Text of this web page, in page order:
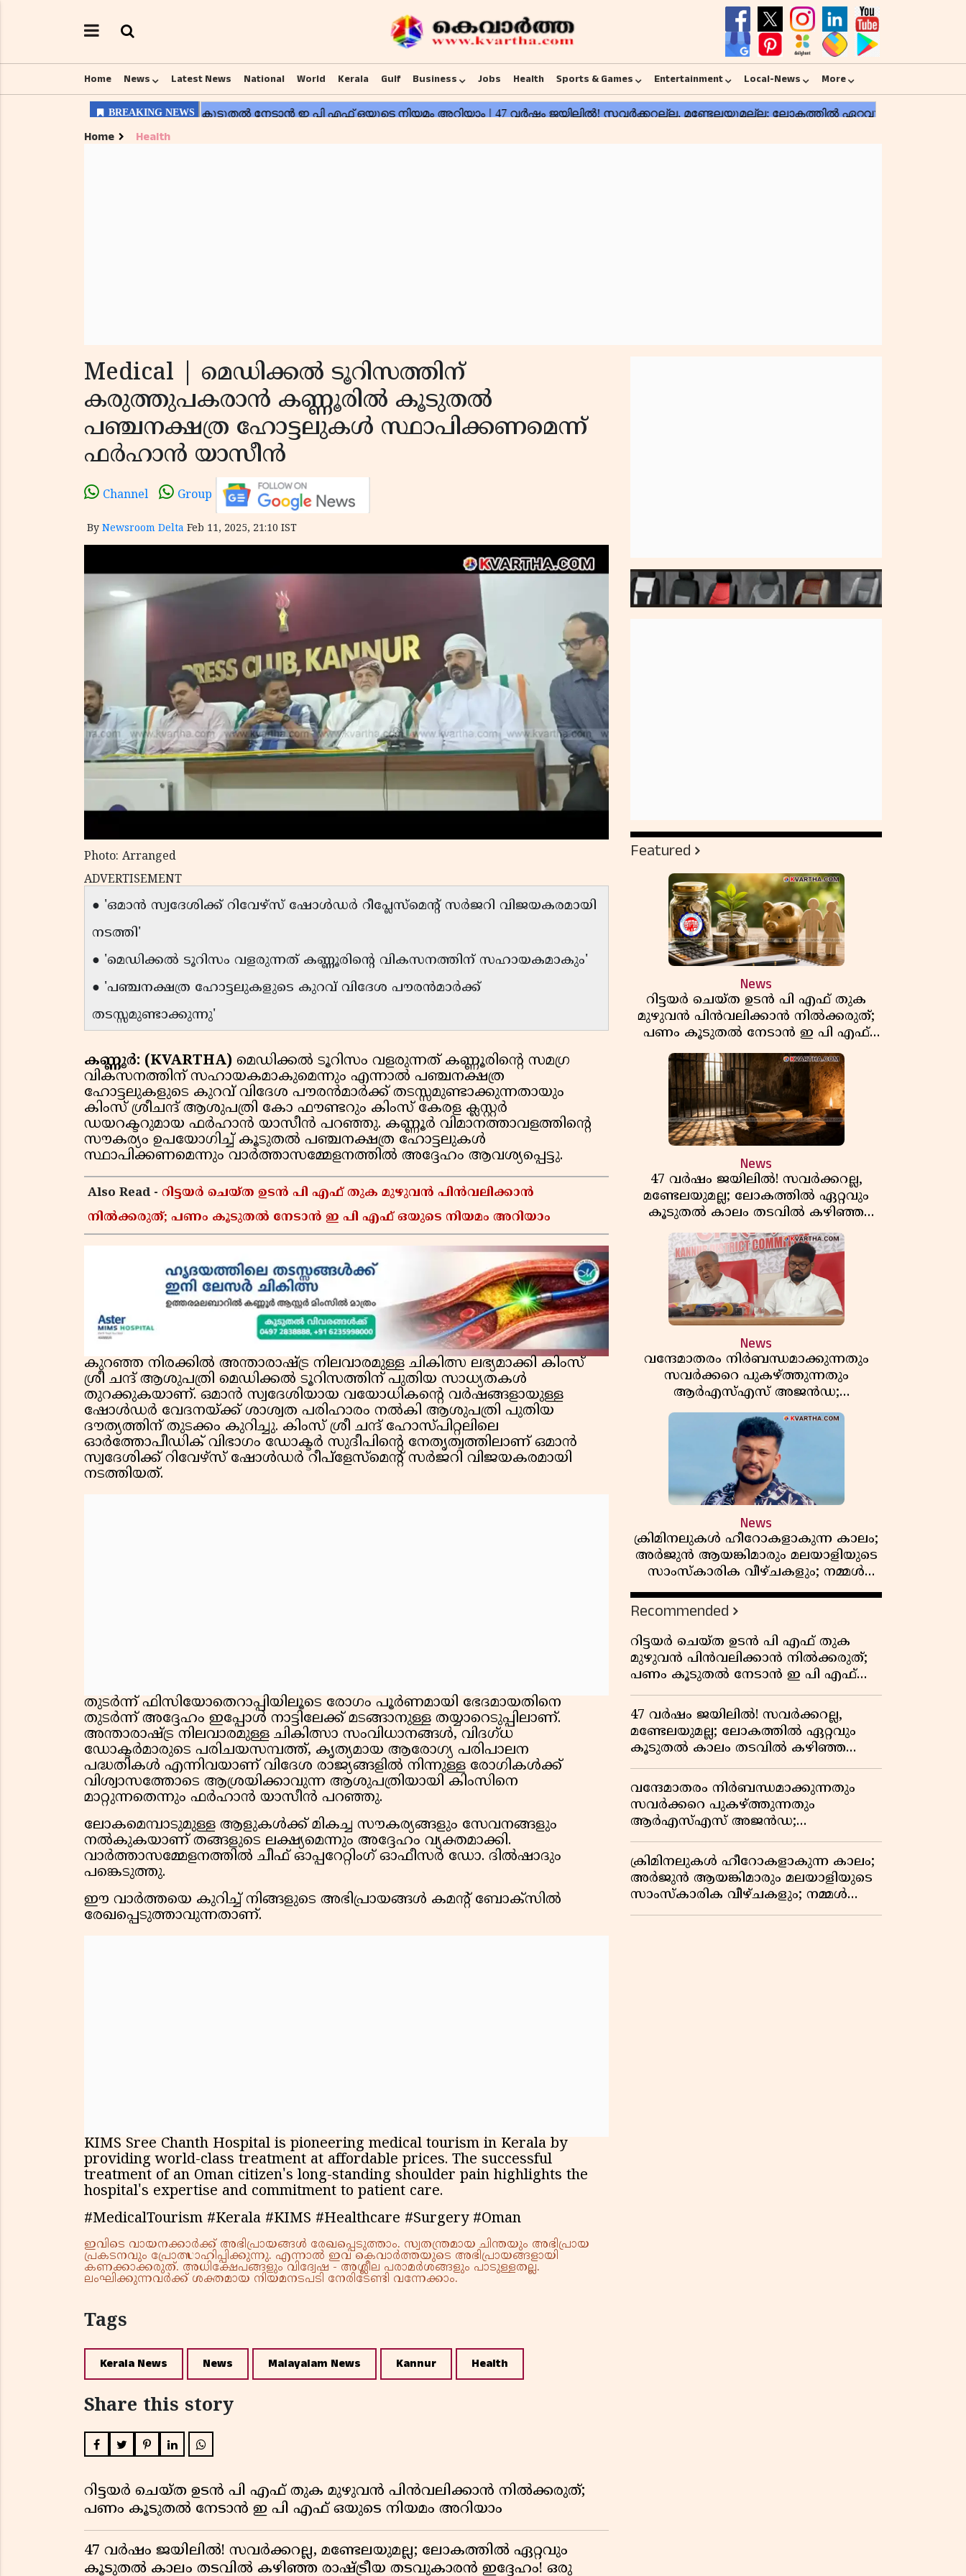
Home News Latest News National World Kerala Gulf Business Jobs Health Sports & Games Entertainment Local-News More
Home Health
Medical | മെഡിക്കൽ ടൂറിസത്തിന്
കരുത്തുപകരാൻ കണ്ണൂരിൽ കൂടുതൽ
പഞ്ചനക്ഷത്ര ഹോട്ടലുകൾ സ്ഥാപിക്കണമെന്ന്
ഫർഹാൻ യാസീൻ
Channel Group
By Newsroom Delta Feb 11, 2025, 21:10 IST
Photo: Arranged
ADVERTISEMENT
● 'ഒമാൻ സ്വദേശിക്ക് റിവേഴ്സ് ഷോൾഡർ റീപ്ലേസ്മെൻ്റ് സർജറി വിജയകരമായി
നടത്തി'
● 'മെഡിക്കൽ ടൂറിസം വളരുന്നത് കണ്ണൂരിൻ്റെ വികസനത്തിന് സഹായകമാകും'
● 'പഞ്ചനക്ഷത്ര ഹോട്ടലുകളുടെ കുറവ് വിദേശ പൗരൻമാർക്ക്
തടസ്സമുണ്ടാക്കുന്നു'
കണ്ണൂർ: (KVARTHA) മെഡിക്കൽ ടൂറിസം വളരുന്നത് കണ്ണൂരിൻ്റെ സമഗ്ര
വികസനത്തിന് സഹായകമാകുമെന്നും എന്നാൽ പഞ്ചനക്ഷത്ര
ഹോട്ടലുകളുടെ കുറവ് വിദേശ പൗരൻമാർക്ക് തടസ്സമുണ്ടാക്കുന്നതായും
കിംസ് ശ്രീചന്ദ് ആശുപത്രി കോ ഫൗണ്ടറും കിംസ് കേരള ക്ലസ്റ്റർ
ഡയറക്ടറുമായ ഫർഹാൻ യാസീൻ പറഞ്ഞു. കണ്ണൂർ വിമാനത്താവളത്തിൻ്റെ
സൗകര്യം ഉപയോഗിച്ച് കൂടുതൽ പഞ്ചനക്ഷത്ര ഹോട്ടലുകൾ
സ്ഥാപിക്കണമെന്നും വാർത്താസമ്മേളനത്തിൽ അദ്ദേഹം ആവശ്യപ്പെട്ടു.
Also Read - റിട്ടയർ ചെയ്ത ഉടൻ പി എഫ് തുക മുഴുവൻ പിൻവലിക്കാൻ
നിൽക്കരുത്; പണം കൂടുതൽ നേടാൻ ഇ പി എഫ് ഒയുടെ നിയമം അറിയാം
കുറഞ്ഞ നിരക്കിൽ അന്താരാഷ്ട്ര നിലവാരമുള്ള ചികിത്സ ലഭ്യമാക്കി കിംസ്
ശ്രീ ചന്ദ് ആശുപത്രി മെഡിക്കൽ ടൂറിസത്തിന് പുതിയ സാധ്യതകൾ
തുറക്കുകയാണ്. ഒമാൻ സ്വദേശിയായ വയോധികൻ്റെ വർഷങ്ങളായുള്ള
ഷോൾഡർ വേദനയ്ക്ക് ശാശ്വത പരിഹാരം നൽകി ആശുപത്രി പുതിയ
ദൗത്യത്തിന് തുടക്കം കുറിച്ചു. കിംസ് ശ്രീ ചന്ദ് ഹോസ്പിറ്റലിലെ
ഓർത്തോപീഡിക് വിഭാഗം ഡോക്ടർ സുദീപിൻ്റെ നേതൃത്വത്തിലാണ് ഒമാൻ
സ്വദേശിക്ക് റിവേഴ്സ് ഷോൾഡർ റീപ്ളേസ്മെൻ്റ് സർജറി വിജയകരമായി
നടത്തിയത്.
തുടർന്ന് ഫിസിയോതെറാപ്പിയിലൂടെ രോഗം പൂർണമായി ഭേദമായതിനെ
തുടർന്ന് അദ്ദേഹം ഇപ്പോൾ നാട്ടിലേക്ക് മടങ്ങാനുള്ള തയ്യാറെടുപ്പിലാണ്.
അന്താരാഷ്ട്ര നിലവാരമുള്ള ചികിത്സാ സംവിധാനങ്ങൾ, വിദഗ്ധ
ഡോക്ടർമാരുടെ പരിചയസമ്പത്ത്, കൃത്യമായ ആരോഗ്യ പരിപാലന
പദ്ധതികൾ എന്നിവയാണ് വിദേശ രാജ്യങ്ങളിൽ നിന്നുള്ള രോഗികൾക്ക്
വിശ്വാസത്തോടെ ആശ്രയിക്കാവുന്ന ആശുപത്രിയായി കിംസിനെ
മാറ്റുന്നതെന്നും ഫർഹാൻ യാസീൻ പറഞ്ഞു.
ലോകമെമ്പാടുമുള്ള ആളുകൾക്ക് മികച്ച സൗകര്യങ്ങളും സേവനങ്ങളും
നൽകുകയാണ് തങ്ങളുടെ ലക്ഷ്യമെന്നും അദ്ദേഹം വ്യക്തമാക്കി.
വാർത്താസമ്മേളനത്തിൽ ചീഫ് ഓപ്പറേറ്റിംഗ് ഓഫീസർ ഡോ. ദിൽഷാദും
പങ്കെടുത്തു.
ഈ വാർത്തയെ കുറിച്ച് നിങ്ങളുടെ അഭിപ്രായങ്ങൾ കമൻ്റ് ബോക്സിൽ
രേഖപ്പെടുത്താവുന്നതാണ്.
KIMS Sree Chanth Hospital is pioneering medical tourism in Kerala by
providing world-class treatment at affordable prices. The successful
treatment of an Oman citizen's long-standing shoulder pain highlights the
hospital's expertise and commitment to patient care.
#MedicalTourism #Kerala #KIMS #Healthcare #Surgery #Oman
ഇവിടെ വായനക്കാർക്ക് അഭിപ്രായങ്ങൾ രേഖപ്പെടുത്താം. സ്വതന്ത്രമായ ചിന്തയും അഭിപ്രായ
പ്രകടനവും പ്രോത്സാഹിപ്പിക്കുന്നു. എന്നാൽ ഇവ കെവാർത്തയുടെ അഭിപ്രായങ്ങളായി
കണക്കാക്കരുത്. അധിക്ഷേപങ്ങളും വിദ്വേഷ - അശ്ലീല പരാമർശങ്ങളും പാടുള്ളതല്ല.
ലംഘിക്കുന്നവർക്ക് ശക്തമായ നിയമനടപടി നേരിടേണ്ടി വന്നേക്കാം.
Tags
Kerala News News Malayalam News Kannur Health
Share this story
റിട്ടയർ ചെയ്ത ഉടൻ പി എഫ് തുക മുഴുവൻ പിൻവലിക്കാൻ നിൽക്കരുത്;
പണം കൂടുതൽ നേടാൻ ഇ പി എഫ് ഒയുടെ നിയമം അറിയാം
47 വർഷം ജയിലിൽ! സവർക്കറല്ല, മണ്ടേലയുമല്ല; ലോകത്തിൽ ഏറ്റവും
കൂടുതൽ കാലം തടവിൽ കഴിഞ്ഞ രാഷ്ട്രീയ തടവുകാരൻ ഇദ്ദേഹം! ഒരു
Featured
News
റിട്ടയർ ചെയ്ത ഉടൻ പി എഫ് തുക
മുഴുവൻ പിൻവലിക്കാൻ നിൽക്കരുത്;
പണം കൂടുതൽ നേടാൻ ഇ പി എഫ്
ഒയുടെ നിയമം അറിയാം
News
47 വർഷം ജയിലിൽ! സവർക്കറല്ല,
മണ്ടേലയുമല്ല; ലോകത്തിൽ ഏറ്റവും
കൂടുതൽ കാലം തടവിൽ കഴിഞ്ഞ
രാഷ്ട്രീയ തടവുകാരൻ ഇദ്ദേഹം! ഒരു
ഇന്ത്യൻ സ്വാതന്ത്ര്യസമര സേനാനിയുടെ
വേറിട്ട കഥ
News
വന്ദേമാതരം നിർബന്ധമാക്കുന്നതും
സവർക്കറെ പുകഴ്ത്തുന്നതും
ആർഎസ്എസ് അജൻഡ;
സർക്കാരിനെതിരെ പിണറായി വിജയൻ
News
ക്രിമിനലുകൾ ഹീറോകളാകുന്ന കാലം;
അർജുൻ ആയങ്കിമാരും മലയാളിയുടെ
സാംസ്കാരിക വീഴ്ചകളും; നമ്മൾ
എങ്ങോട്ടാണ് പോകുന്നത്
Recommended
റിട്ടയർ ചെയ്ത ഉടൻ പി എഫ് തുക
മുഴുവൻ പിൻവലിക്കാൻ നിൽക്കരുത്;
പണം കൂടുതൽ നേടാൻ ഇ പി എഫ്
ഒയുടെ നിയമം അറിയാം
47 വർഷം ജയിലിൽ! സവർക്കറല്ല,
മണ്ടേലയുമല്ല; ലോകത്തിൽ ഏറ്റവും
കൂടുതൽ കാലം തടവിൽ കഴിഞ്ഞ
രാഷ്ട്രീയ തടവുകാരൻ ഇദ്ദേഹം! ഒരു
ഇന്ത്യൻ സ്വാതന്ത്ര്യസമര സേനാനിയുടെ
വേറിട്ട കഥ
വന്ദേമാതരം നിർബന്ധമാക്കുന്നതും
സവർക്കറെ പുകഴ്ത്തുന്നതും
ആർഎസ്എസ് അജൻഡ;
സർക്കാരിനെതിരെ പിണറായി വിജയൻ
ക്രിമിനലുകൾ ഹീറോകളാകുന്ന കാലം;
അർജുൻ ആയങ്കിമാരും മലയാളിയുടെ
സാംസ്കാരിക വീഴ്ചകളും; നമ്മൾ
എങ്ങോട്ടാണ് പോകുന്നത്